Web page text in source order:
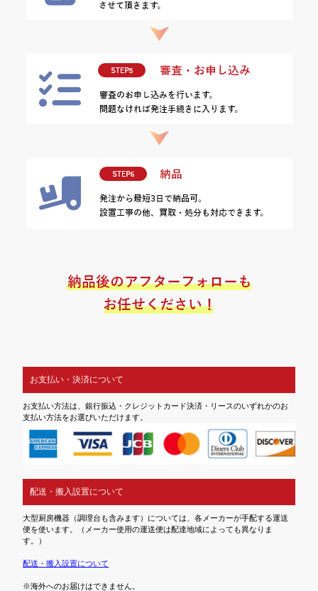
お支払い・決済について
お支払い方法は、銀行振込・クレジットカード決済・リースのいずれかのお
支払い方法をお選びいただけます。
配送・搬入設置について
大型厨房機器（調理台も含みます）については、各メーカーが手配する運送
便を使います。（メーカー使用の運送便は配達地域によっても異なりま
す。）
配送・搬入設置について
※海外へのお届けはできません。